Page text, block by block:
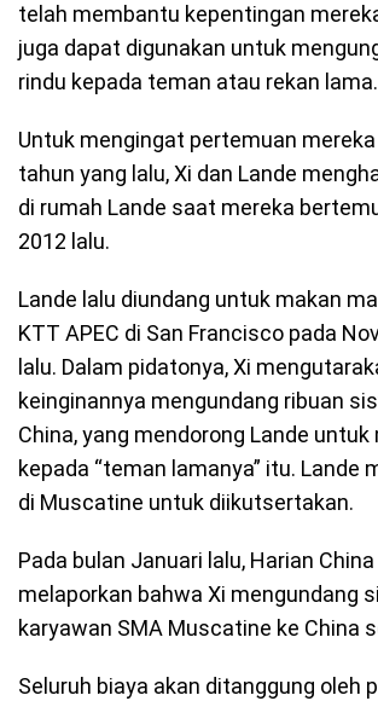
telah membantu kepentingan
juga dapat digunakan untuk
rindu kepada teman atau rekan lama.
Untuk mengingat pertemuan
tahun yang lalu, Xi dan Lande
di rumah Lande saat mereka
2012 lalu.
Lande lalu diundang untuk makan
KTT APEC di San Francisco pada
lalu. Dalam pidatonya, Xi
keinginannya mengundang ribuan
China, yang mendorong Lande
kepada “teman lamanya” itu. Lande
di Muscatine untuk diikutsertakan.
Pada bulan Januari lalu, Harian China
melaporkan bahwa Xi mengundang
karyawan SMA Muscatine ke China
Seluruh biaya akan ditanggung oleh